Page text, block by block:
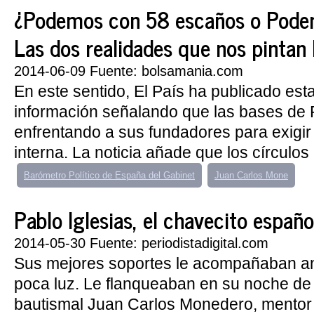
¿Podemos con 58 escaños o
Las dos realidades que nos
2014-06-09 Fuente: bolsamania.com
En este sentido, El País ha publicado
información señalando que las bases de
enfrentando a sus fundadores para
interna. La noticia añade que los círculos
Barómetro Político de España del Gabinet Juan Carlos Mone
Pablo Iglesias, el chavecito
2014-05-30 Fuente: periodistadigital.com
Sus mejores soportes le acompañaban
poca luz. Le flanqueaban en su noche
bautismal Juan Carlos Monedero,